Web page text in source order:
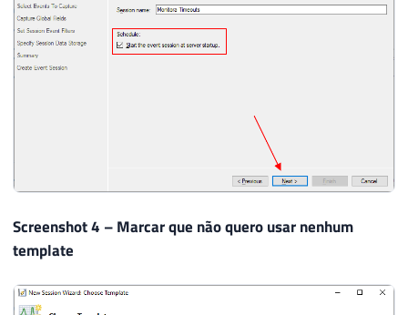
Screenshot 4 – Marcar que não quero usar nenhum
template